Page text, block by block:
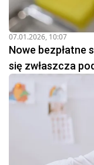
07.01.2026, 10:07
Nowe bezpłatne
się zwłaszcza